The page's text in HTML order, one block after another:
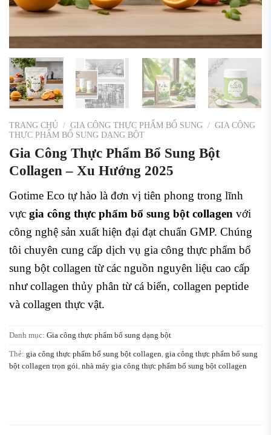
TRANG CHỦ / GIA CÔNG THỰC PHẨM BỔ SUNG / GIA CÔNG
THỰC PHẨM BỔ SUNG DẠNG BỘT
Gia Công Thực Phẩm Bổ Sung Bột
Collagen – Xu Hướng 2025
Gotime Eco tự hào là đơn vị tiên phong trong lĩnh
vực gia công thực phẩm bổ sung bột collagen với
công nghệ sản xuất hiện đại đạt chuẩn GMP. Chúng
tôi chuyên cung cấp dịch vụ gia công thực phẩm bổ
sung bột collagen từ các nguồn nguyên liệu cao cấp
như collagen thủy phân từ cá biển, collagen peptide
và collagen thực vật.
Danh mục: Gia công thực phẩm bổ sung dạng bột
Thẻ: gia công thực phẩm bổ sung bột collagen, gia công thực phẩm bổ sung
bột collagen trọn gói, nhà máy gia công thực phẩm bổ sung bột collagen